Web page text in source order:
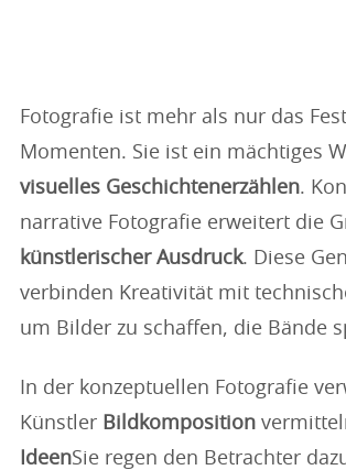
Fotografie ist mehr als nur das
Momenten. Sie ist ein mächtiges
visuelles Geschichtenerzählen.
narrative Fotografie erweitert die
künstlerischer Ausdruck. Diese
verbinden Kreativität mit
um Bilder zu schaffen, die Bände
In der konzeptuellen Fotografie
Künstler Bildkomposition
IdeenSie regen den Betrachter